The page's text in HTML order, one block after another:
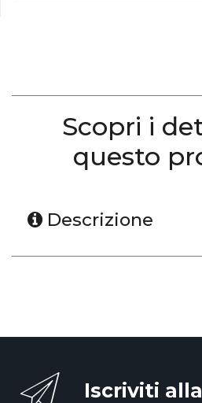
Scopri i
questo
Descrizione
Iscriviti